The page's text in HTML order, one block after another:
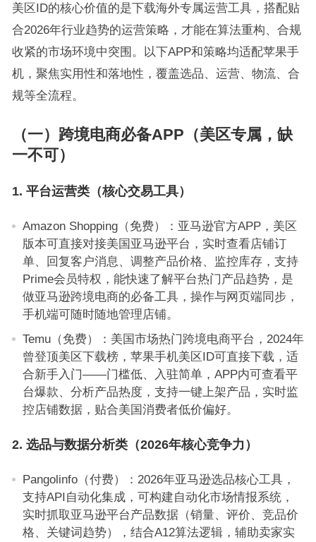
美区ID的核心价值的是下载海外专属运营工具，搭配贴
合2026年行业趋势的运营策略，才能在算法重构、合规
收紧的市场环境中突围。以下APP和策略均适配苹果手
机，聚焦实用性和落地性，覆盖选品、运营、物流、合
规等全流程。
（一）跨境电商必备APP（美区专属，缺
一不可）
1. 平台运营类（核心交易工具）
Amazon Shopping（免费）：亚马逊官方APP，美区
版本可直接对接美国亚马逊平台，实时查看店铺订
单、回复客户消息、调整产品价格、监控库存，支持
Prime会员特权，能快速了解平台热门产品趋势，是
做亚马逊跨境电商的必备工具，操作与网页端同步，
手机端可随时随地管理店铺。
Temu（免费）：美国市场热门跨境电商平台，2024年
曾登顶美区下载榜，苹果手机美区ID可直接下载，适
合新手入门——门槛低、入驻简单，APP内可查看平
台爆款、分析产品热度，支持一键上架产品，实时监
控店铺数据，贴合美国消费者低价偏好。
2. 选品与数据分析类（2026年核心竞争力）
Pangolinfo（付费）：2026年亚马逊选品核心工具，
支持API自动化集成，可构建自动化市场情报系统，
实时抓取亚马逊平台产品数据（销量、评价、竞品价
格、关键词趋势），结合A12算法逻辑，辅助卖家实